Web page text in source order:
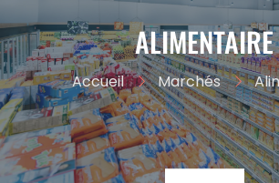
ALIMENTAIRE
Accueil Marchés